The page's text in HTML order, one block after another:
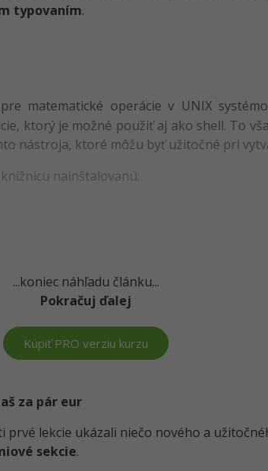
typovaním.
matematické operácie v UNIX
ktorý je možné použiť aj ako shell. To
nástroja, ktoré môžu byť užitočné pri
nainštalovanú:
...koniec náhľadu článku...
Pokračuj ďalej
Kúpiť PRO verziu kurzu
za pár eur
prvé lekcie ukázali niečo nového a
sekcie.